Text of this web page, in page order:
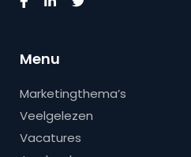
Menu
Marketingthema’s
Veelgelezen
Vacatures